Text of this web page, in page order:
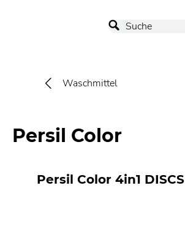
Waschmittel
Persil Color
Persil Color 4in1 DISCS